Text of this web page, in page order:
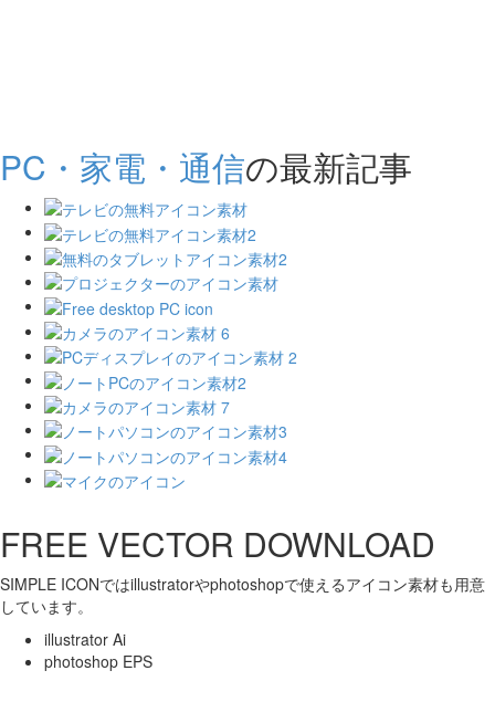
PC・家電・通信の最新記事
FREE VECTOR DOWNLOAD
SIMPLE ICONではillustratorやphotoshopで使えるアイコン素材も用意
しています。
illustrator Ai
photoshop EPS